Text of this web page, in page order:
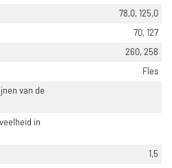
78,0, 125,0
70, 127
260, 258
Fles
van de
in
1,5